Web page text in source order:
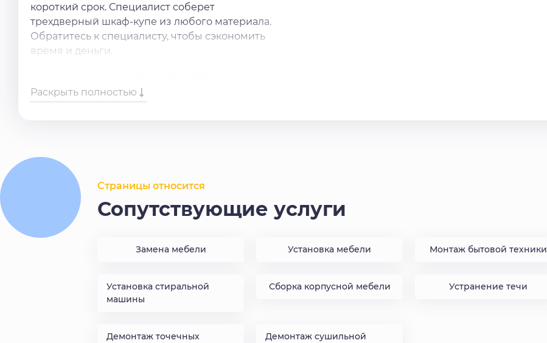
короткий срок. Специалист соберет
трехдверный шкаф-купе из любого материала.
Обратитесь к специалисту, чтобы сэкономить
время и деньги.
шкафа-купе? Оставьте заявку в форме
обратной связи или позвоните по телефону,
Раскрыть полностью
Страницы относится
Сопутствующие услуги
Замена мебели Установка мебели Монтаж бытовой техники
Установка стиральной
машины
Сборка корпусной мебели Устранение течи
Демонтаж точечных
Демонтаж сушильной